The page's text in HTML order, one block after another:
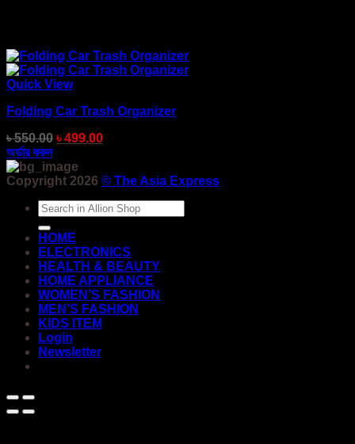
Quick View
Folding Car Trash Organizer
৳550.00 ৳499.00
অর্ডার করুন
Copyright 2026 © The Asia Express
Search
for:
HOME
ELECTRONICS
HEALTH & BEAUTY
HOME APPLIANCE
WOMEN’S FASHION
MEN’S FASHION
KIDS ITEM
Login
Newsletter